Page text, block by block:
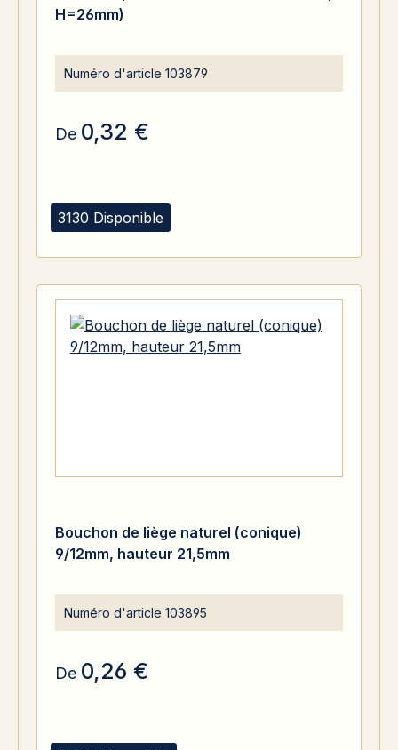
3130 Disponible
H=26mm)
Numéro d'article 103879
De 0,32 €
Bouchon de liège naturel (conique)
9/12mm, hauteur 21,5mm
Numéro d'article 103895
De 0,26 €